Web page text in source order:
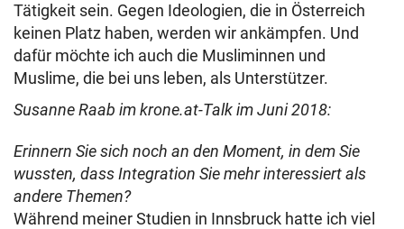
Tätigkeit sein. Gegen Ideologien, die in Österreich
keinen Platz haben, werden wir ankämpfen. Und
dafür möchte ich auch die Musliminnen und
Muslime, die bei uns leben, als Unterstützer.
Susanne Raab im krone.at-Talk im Juni 2018:
Erinnern Sie sich noch an den Moment, in dem Sie
wussten, dass Integration Sie mehr interessiert als
andere Themen?
Während meiner Studien in Innsbruck hatte ich viel